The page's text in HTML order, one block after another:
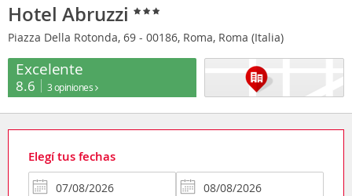
Hotel Abruzzi
Piazza Della Rotonda, 69 - 00186, Roma, Roma (Italia)
Excelente
8.6 3 opiniones
Elegí tus fechas